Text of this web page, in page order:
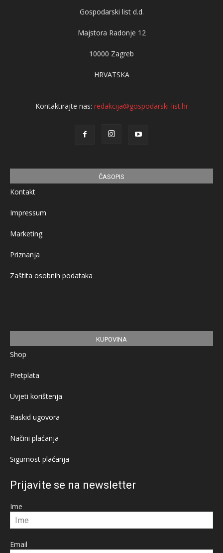
Gospodarski list d.d.
Majstora Radonje 12
10000 Zagreb
HRVATSKA
Kontaktirajte nas: redakcija@gospodarski-list.hr
ČASOPIS
Kontakt
Impressum
Marketing
Priznanja
Zaštita osobnih podataka
KUPOVINA
Shop
Pretplata
Uvjeti korištenja
Raskid ugovora
Načini plaćanja
Sigurnost plaćanja
Prijavite se na newsletter
Ime
Email